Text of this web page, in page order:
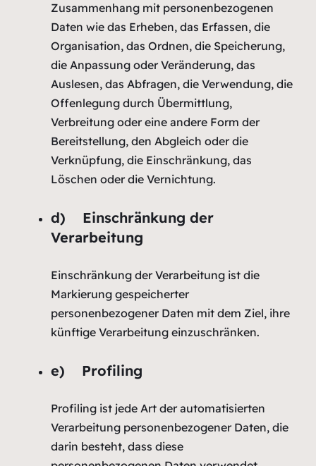
Zusammenhang mit personenbezogenen
Daten wie das Erheben, das Erfassen, die
Organisation, das Ordnen, die Speicherung,
die Anpassung oder Veränderung, das
Auslesen, das Abfragen, die Verwendung, die
Offenlegung durch Übermittlung,
Verbreitung oder eine andere Form der
Bereitstellung, den Abgleich oder die
Verknüpfung, die Einschränkung, das
Löschen oder die Vernichtung.
d) Einschränkung der
Verarbeitung
Einschränkung der Verarbeitung ist die
Markierung gespeicherter
personenbezogener Daten mit dem Ziel, ihre
künftige Verarbeitung einzuschränken.
e) Profiling
Profiling ist jede Art der automatisierten
Verarbeitung personenbezogener Daten, die
darin besteht, dass diese